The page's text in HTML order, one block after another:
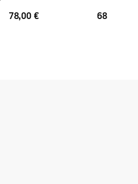
78,00 € 68,00 €